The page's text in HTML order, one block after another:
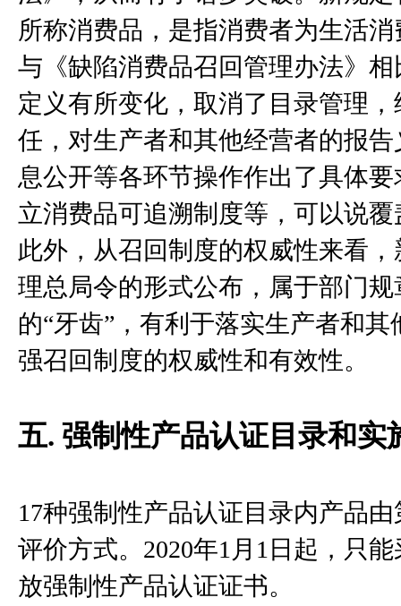
所称消费品，是指消费者为生活
与《缺陷消费品召回管理办法》
定义有所变化，取消了目录管理
任，对生产者和其他经营者的报
息公开等各环节操作作出了具体
立消费品可追溯制度等，可以说
此外，从召回制度的权威性来看
理总局令的形式公布，属于部门
的“牙齿”，有利于落实生产者和
强召回制度的权威性和有效性。
五. 强制性产品认证目录和实
17种强制性产品认证目录内产品
评价方式。2020年1月1日起，只
放强制性产品认证证书。